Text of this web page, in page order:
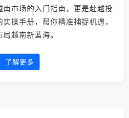
市场的入门指南，更是赴越投
操手册，帮你精准捕捉机遇，
越南新蓝海。
了解更多